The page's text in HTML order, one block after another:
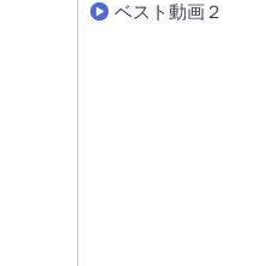
ベスト動画２